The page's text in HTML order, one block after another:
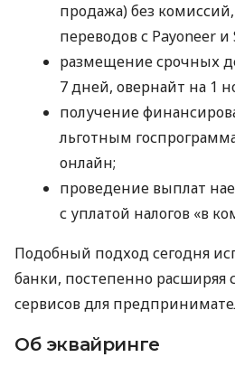
продажа) без
переводов с Payoneer и
размещение срочных
7 дней, овернайт на 1
получение
льготным
онлайн;
проведение выплат
с уплатой налогов «в
Подобный подход сегодня
банки, постепенно расширяя
сервисов для
Об эквайринге